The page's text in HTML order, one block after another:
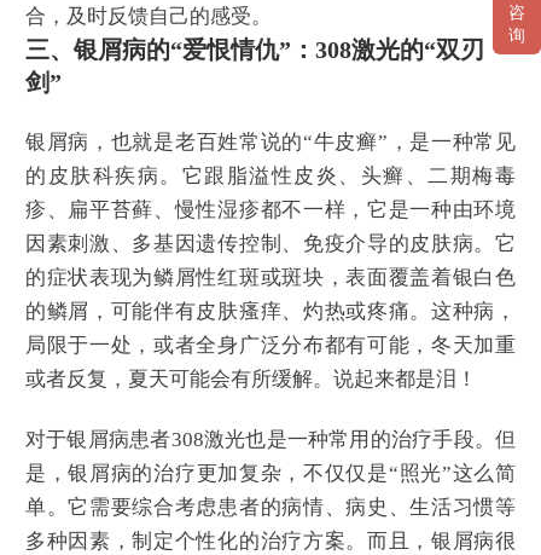
合，及时反馈自己的感受。
三、银屑病的“爱恨情仇”：308激光的“双刃
剑”
银屑病，也就是老百姓常说的“牛皮癣”，是一种常见
的皮肤科疾病。它跟脂溢性皮炎、头癣、二期梅毒
疹、扁平苔藓、慢性湿疹都不一样，它是一种由环境
因素刺激、多基因遗传控制、免疫介导的皮肤病。它
的症状表现为鳞屑性红斑或斑块，表面覆盖着银白色
的鳞屑，可能伴有皮肤瘙痒、灼热或疼痛。这种病，
局限于一处，或者全身广泛分布都有可能，冬天加重
或者反复，夏天可能会有所缓解。说起来都是泪！
对于银屑病患者308激光也是一种常用的治疗手段。但
是，银屑病的治疗更加复杂，不仅仅是“照光”这么简
单。它需要综合考虑患者的病情、病史、生活习惯等
多种因素，制定个性化的治疗方案。而且，银屑病很
咨
询